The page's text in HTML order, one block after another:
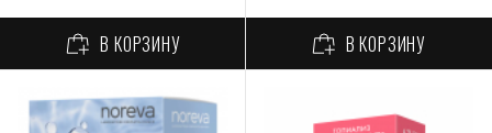
В КОРЗИНУ В КОРЗИНУ